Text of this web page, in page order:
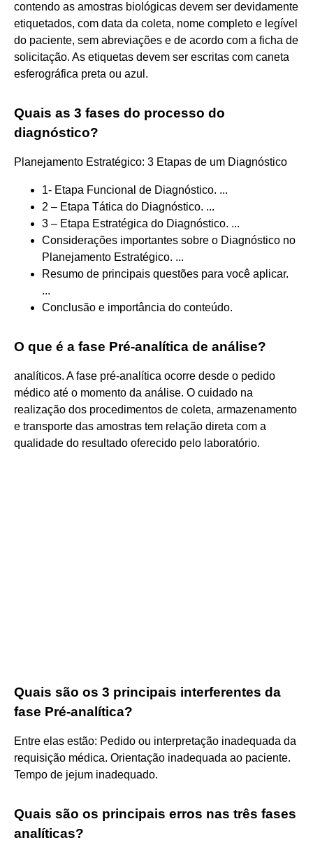
contendo as amostras biológicas devem ser devidamente
etiquetados, com data da coleta, nome completo e legível
do paciente, sem abreviações e de acordo com a ficha de
solicitação. As etiquetas devem ser escritas com caneta
esferográfica preta ou azul.
Quais as 3 fases do processo do
diagnóstico?
Planejamento Estratégico: 3 Etapas de um Diagnóstico
1- Etapa Funcional de Diagnóstico. ...
2 – Etapa Tática do Diagnóstico. ...
3 – Etapa Estratégica do Diagnóstico. ...
Considerações importantes sobre o Diagnóstico no
Planejamento Estratégico. ...
Resumo de principais questões para você aplicar.
...
Conclusão e importância do conteúdo.
O que é a fase Pré-analítica de análise?
analíticos. A fase pré-analítica ocorre desde o pedido
médico até o momento da análise. O cuidado na
realização dos procedimentos de coleta, armazenamento
e transporte das amostras tem relação direta com a
qualidade do resultado oferecido pelo laboratório.
Quais são os 3 principais interferentes da
fase Pré-analítica?
Entre elas estão: Pedido ou interpretação inadequada da
requisição médica. Orientação inadequada ao paciente.
Tempo de jejum inadequado.
Quais são os principais erros nas três fases
analíticas?